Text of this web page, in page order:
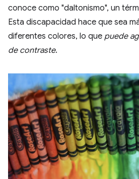
conoce como "daltonismo", un
Esta discapacidad hace que sea
diferentes colores, lo que puede
de contraste.